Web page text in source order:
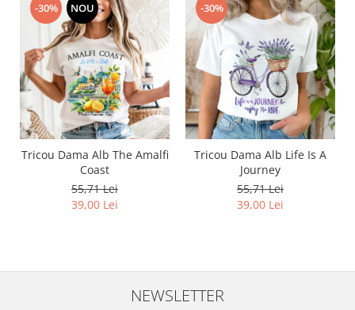
-30% NOU
Tricou Dama Alb The Amalfi
Coast
55,71 Lei
39,00 Lei
-30%
Tricou Dama Alb Life Is A
Journey
55,71 Lei
39,00 Lei
NEWSLETTER